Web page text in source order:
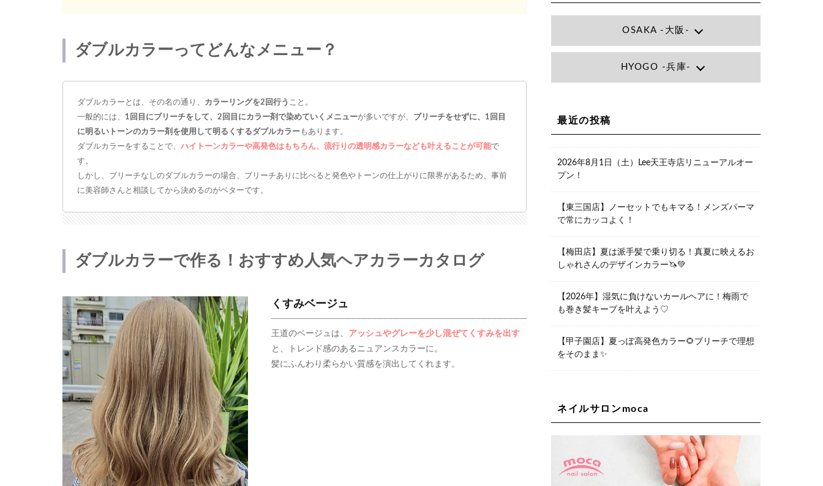
ダブルカラーってどんなメニュー？
ダブルカラーとは、その名の通り、 カラーリングを2回行う こと。
一般的には、 1回目にブリーチをして、2回目にカラー剤で染めていくメニューが多いですが、 ブリーチをせずに、1回目
に明るいトーンのカラー剤を使用して明るくするダブルカラーもあります。
ダブルカラーをすることで、 ハイトーンカラーや高発色はもちろん、流行りの透明感カラーなども叶えることが可能で
す。
しかし、ブリーチなしのダブルカラーの場合、ブリーチありに比べると発色やトーンの仕上がりに限界があるため、事前
に美容師さんと相談してから決めるのがベターです。
ダブルカラーで作る！おすすめ人気ヘアカラーカタログ
くすみベージュ
王道のベージュは、 アッシュやグレーを少し混ぜてくすみを出す
と、トレンド感のあるニュアンスカラーに。
髪にふんわり柔らかい質感を演出してくれます。
OSAKA -大阪-
Lee大阪店
大阪府大阪市北区小松原町1-27梅田エ
大阪府大阪市都島区東野田町２丁目９
Lee堀江店
〒550-0014 大阪府大阪市西区北堀江1-
06-6563-9091
Lee四ツ橋店
大阪府大阪市西区新町1-5-7 四ツ橋ビル
Lee天王寺店
Ｆ
06-6395-9555
Lee布施店
大阪府東大阪市足代2丁目1-5 モンテノ
HYOGO -兵庫-
ライフワーク1F
最近の投稿
2026年8月1日（土）Lee天王寺店リニューアルオー
プン！
【東三国店】ノーセットでもキマる！メンズパーマ
で常にカッコよく！
【梅田店】夏は派手髪で乗り切る！真夏に映えるお
しゃれさんのデザインカラー🦄💚
【2026年】湿気に負けないカールヘアに！梅雨で
も巻き髪キープを叶えよう♡
【甲子園店】夏っぽ高発色カラー🌻ブリーチで理想
をそのまま✨
ネイルサロンmoca